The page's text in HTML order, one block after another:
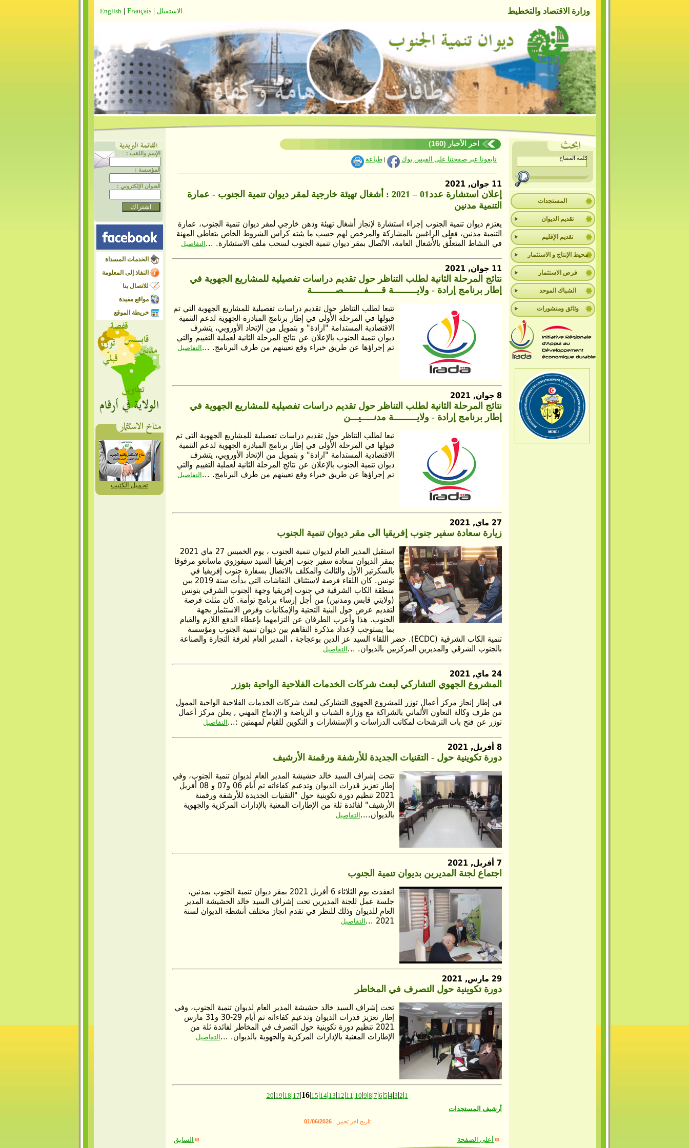
وزارة الاقتصاد والتخطيط الاستقبال |
English | Français
المستجدات
تقديم الديوان
تقديم الإقليم
محيط الإنتاج و الاستثمار
فرص الاستثمار
الشباك الموحد
وثائق ومنشورات
اخر الأخبار (160)
تابعونا عبر صفحتنا على الفيس بوك | طباعة
11 جوان, 2021
إعلان استشارة عدد01 – 2021 : أشغال تهيئة خارجية لمقر ديوان تنمية الجنوب - عمارة
التنمية مدنين
يعتزم ديوان تنمية الجنوب إجراء استشارة لإنجاز أشغال تهيئة ودهن خارجي لمقر ديوان تنمية الجنوب، عمارة
التنمية مدنين، فعلى الراغبين بالمشاركة والمرخص لهم حسب ما يثبته كراس الشروط الخاص بتعاطي المهنة
في النشاط المتعلّق بالأشغال العامة، الاتّصال بمقر ديوان تنمية الجنوب لسحب ملف الاستشارة. ... التفاصيل
11 جوان, 2021
نتائج المرحلة الثانية لطلب التناظر حول تقديم دراسات تفصيلية للمشاريع الجهوية في
إطار برنامج إرادة - ولايـــــــــة قـــــفــــــــصـــــــــة
تتبعا لطلب التناظر حول تقديم دراسات تفصيلية للمشاريع الجهوية التي تم
قبولها في المرحلة الأولى في إطار برنامج المبادرة الجهوية لدعم التنمية
الاقتصادية المستدامة "ارادة" و بتمويل من الإتحاد الأوروبي، يتشرف
ديوان تنمية الجنوب بالإعلان عن نتائج المرحلة الثانية لعملية التقييم والتي
تم إجراؤها عن طريق خبراء وقع تعيينهم من طرف البرنامج. ... التفاصيل
8 جوان, 2021
نتائج المرحلة الثانية لطلب التناظر حول تقديم دراسات تفصيلية للمشاريع الجهوية في
إطار برنامج إرادة - ولايـــــــــة مدنـــــيـــن
تبعا لطلب التناظر حول تقديم دراسات تفصيلية للمشاريع الجهوية التي تم
قبولها في المرحلة الأولى في إطار برنامج المبادرة الجهوية لدعم التنمية
الاقتصادية المستدامة "ارادة" و بتمويل من الإتحاد الأوروبي، يتشرف
ديوان تنمية الجنوب بالإعلان عن نتائج المرحلة الثانية لعملية التقييم والتي
تم إجراؤها عن طريق خبراء وقع تعيينهم من طرف البرنامج. ... التفاصيل
27 ماي, 2021
زيارة سعادة سفير جنوب إفريقيا الى مقر ديوان تنمية الجنوب
استقبل المدير العام لديوان تنمية الجنوب ، يوم الخميس 27 ماي 2021
بمقر الديوان سعادة سفير جنوب إفريقيا السيد سيفوزوي ماسانغو مرفوقا
بالسكرتير الأول والثالث والمكلف بالاتصال بسفارة جنوب إفريقيا في
تونس. كان اللقاء فرصة لاستئناف النقاشات التي بدأت سنة 2019 بين
منطقة الكاب الشرقية في جنوب إفريقيا وجهة الجنوب الشرقي بتونس
(ولايتي قابس ومدنين) من أجل إرساء برنامج توأمة. كان مثلت فرصة
لتقديم عرض حول البنية التحتية والإمكانيات وفرص الاستثمار بجهة
الجنوب. هذا وأعرب الطرفان عن التزامهما بإعطاء الدفع اللازم والقيام
بما يستوجب لإعداد مذكرة التفاهم بين ديوان تنمية الجنوب ومؤسسة
تنمية الكاب الشرقية (ECDC). حضر اللقاء السيد عز الدين بوعجاجة ، المدير العام لغرفة التجارة والصناعة
بالجنوب الشرقي والمديرين المركزيين بالديوان. ... التفاصيل
24 ماي, 2021
المشروع الجهوي التشاركي لبعث شركات الخدمات الفلاحية الواحية بتوزر
في إطار إنجاز مركز أعمال توزر للمشروع الجهوي التشاركي لبعث شركات الخدمات الفلاحية الواحية الممول
من طرف وكالة التعاون الألماني بالشراكة مع وزارة الشباب و الرياضة و الإدماج المهني , يعلن مركز أعمال
توزر عن فتح باب الترشحات لمكاتب الدراسات و الإستشارات و التكوين للقيام لمهمتين :...التفاصيل
8 أفريل, 2021
دورة تكوينية حول - التقنيات الجديدة للأرشفة ورقمنة الأرشيف
تتحت إشراف السيد خالد حشيشة المدير العام لديوان تنمية الجنوب، وفي
إطار تعزيز قدرات الديوان وتدعيم كفاءاته تم أيام 06 و07 و 08 أفريل
2021 تنظيم دورة تكوينية حول "التقنيات الجديدة للأرشفة ورقمنة
الأرشيف" لفائدة ثلة من الإطارات المعنية بالإدارات المركزية والجهوية
بالديوان....التفاصيل
7 أفريل, 2021
اجتماع لجنة المديرين بديوان تنمية الجنوب
انعقدت يوم الثلاثاء 6 أفريل 2021 بمقر ديوان تنمية الجنوب بمدنين،
جلسة عمل للجنة المديرين تحت إشراف السيد خالد الحشيشة المدير
العام للديوان وذلك للنظر في تقدم انجاز مختلف أنشطة الديوان لسنة
2021 ...
التفاصيل
29 مارس, 2021
دورة تكوينية حول التصرف في المخاطر
تحت إشراف السيد خالد حشيشة المدير العام لديوان تنمية الجنوب، وفي
إطار تعزيز قدرات الديوان وتدعيم كفاءاته تم أيام 29-30 و31 مارس
2021 تنظيم دورة تكوينية حول التصرف في المخاطر لفائدة ثلة من
الإطارات المعنية بالإدارات المركزية والجهوية بالديوان. ...التفاصيل
1
|
2
|
3
|
4
|
5
|
6
|
7
|
8
|
9
|
10
|
11
|
12
|
13
|
14
|
15
|
16
|
17
|
18
|
19
|
20
أرشيف المستجدات
تاريخ اخر تحيين :01/06/2026
أعلى الصفحة السابق
الإسم واللقب :
المؤسسة :
العنوان الإلكتروني :
الخدمات المسداة
النفاذ إلى المعلومة
للاتصال بنا
مواقع مفيدة
خريطة الموقع
تحميل الكتيب